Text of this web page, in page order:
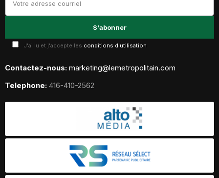
J'ai lu et j'accepte les conditions d'utilisation
Contactez-nous: marketing@lemetropolitain.com
Telephone: 416-410-2562